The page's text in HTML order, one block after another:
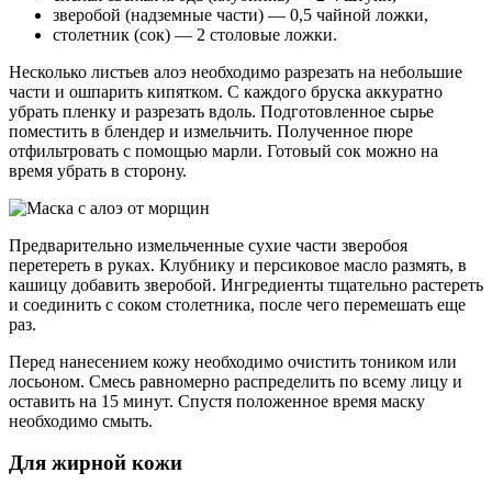
зверобой (надземные части) — 0,5 чайной ложки,
столетник (сок) — 2 столовые ложки.
Несколько листьев алоэ необходимо разрезать на небольшие
части и ошпарить кипятком. С каждого бруска аккуратно
убрать пленку и разрезать вдоль. Подготовленное сырье
поместить в блендер и измельчить. Полученное пюре
отфильтровать с помощью марли. Готовый сок можно на
время убрать в сторону.
Предварительно измельченные сухие части зверобоя
перетереть в руках. Клубнику и персиковое масло размять, в
кашицу добавить зверобой. Ингредиенты тщательно растереть
и соединить с соком столетника, после чего перемешать еще
раз.
Перед нанесением кожу необходимо очистить тоником или
лосьоном. Смесь равномерно распределить по всему лицу и
оставить на 15 минут. Спустя положенное время маску
необходимо смыть.
Для жирной кожи